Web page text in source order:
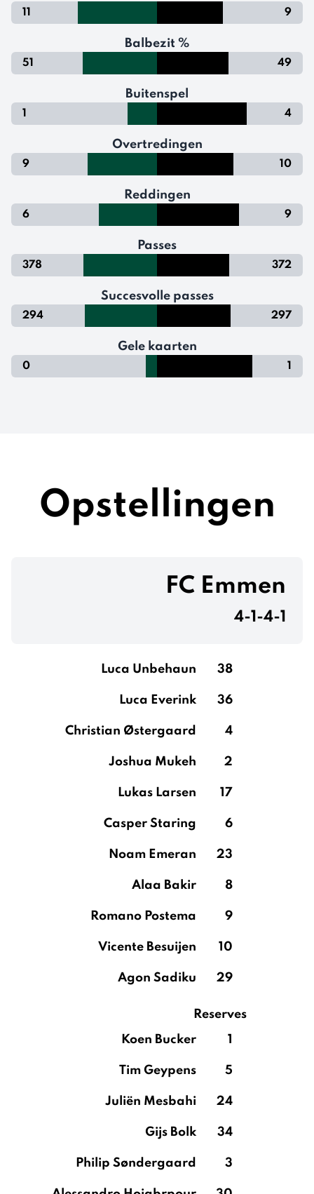
11 9
Balbezit %
51 49
Buitenspel
1 4
Overtredingen
9 10
Reddingen
6 9
Passes
378 372
Succesvolle passes
294 297
Gele kaarten
0 1
Opstellingen
FC Emmen
4-1-4-1
Luca Unbehaun 38
Luca Everink 36
Christian Østergaard 4
Joshua Mukeh 2
Lukas Larsen 17
Casper Staring 6
Noam Emeran 23
Alaa Bakir 8
Romano Postema 9
Vicente Besuijen 10
Agon Sadiku 29
Reserves
Koen Bucker
1
Tim Geypens 5
Juliën Mesbahi 24
Gijs Bolk 34
Philip Søndergaard 3